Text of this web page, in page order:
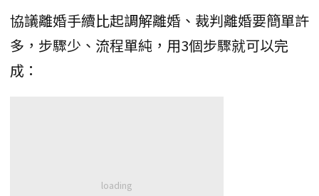
協議離婚手續比起調解離婚、裁判離婚要簡單許
多，步驟少、流程單純，用3個步驟就可以完
成：